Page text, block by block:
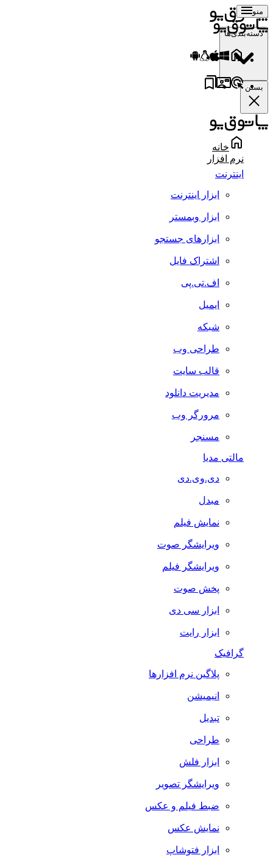
منو
دسته‌بندی‌ها
بستن
خانه
نرم افزار
اینترنت
ابزار اینترنت
ابزار وبمستر
ابزارهای جستجو
اشتراک فایل
اف.تی.پی
ایمیل
شبکه
طراحی وب
قالب سایت
مدیریت دانلود
مرورگر وب
مسنجر
مالتی مدیا
دی.وی.دی
مبدل
نمایش فیلم
ویرایشگر صوت
ویرایشگر فیلم
پخش صوت
ابزار سی دی
ابزار رایت
گرافیک
پلاگین نرم افزارها
انیمیشن
تبدیل
طراحی
ابزار فلش
ویرایشگر تصویر
ضبط فيلم و عكس
نمایش عکس
ابزار فتوشاپ